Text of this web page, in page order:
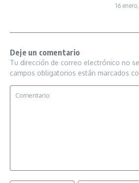
16
Deje un comentario
Tu dirección de correo electrónico no
campos obligatorios están marcados